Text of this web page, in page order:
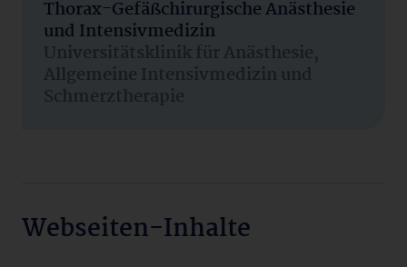
Thorax-Gefäßchirurgische Anästhesie
und Intensivmedizin
Universitätsklinik für Anästhesie,
Allgemeine Intensivmedizin und
Schmerztherapie
Webseiten-Inhalte